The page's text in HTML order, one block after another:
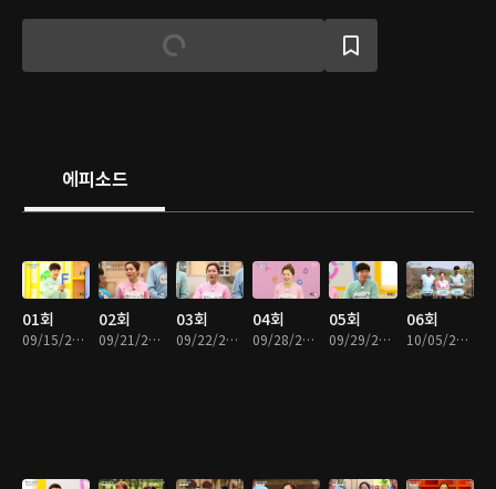
한 영국 남자 피터 반트 선생님과 함께 한다면, 어느덧 영어를 배우는 것
자체를 즐기게 될 것이다.
에피소드
01회
09/15/2019 • 29분
02회
09/21/2019 • 30분
03회
09/22/2019 • 30분
04회
09/28/2019 • 29분
05회
09/29/2019 • 29분
06회
10/05/2019 • 29분